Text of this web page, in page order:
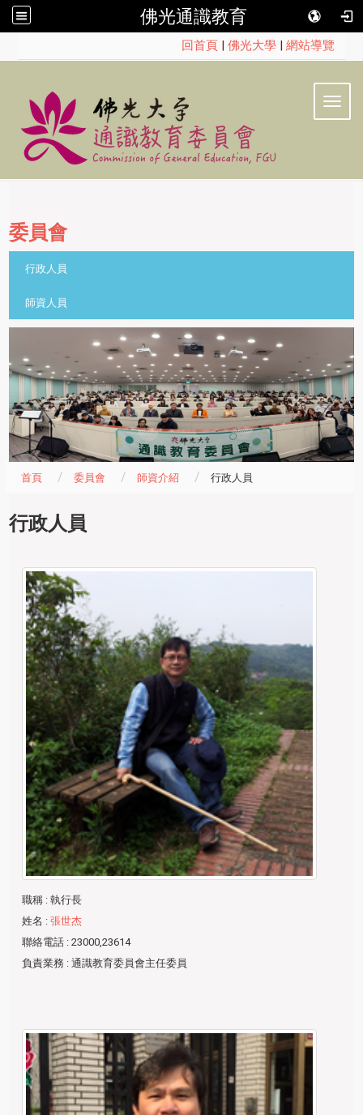
佛光通識教育
回首頁| 佛光大學| 網站導覽
委員會
行政人員
師資人員
首頁 委員會 師資介紹 行政人員
行政人員
職稱 : 執行長
姓名 :張世杰
聯絡電話 : 23000,23614
負責業務 : 通識教育委員會主任委員